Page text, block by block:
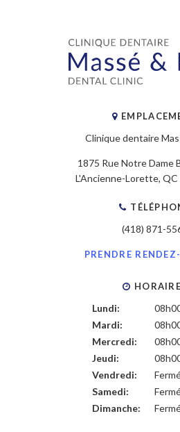
Clinique dentaire
1875 Rue Notre Dame
L'Ancienne-Lorette QC
(418) 871-
PRENDRE
Lundi:
Mardi:
Mercredi:
Jeudi:
Vendredi:
Samedi:
Dimanche: